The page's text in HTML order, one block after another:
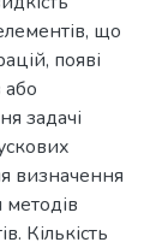
що
появі
або
задачі
визначення
Кількість